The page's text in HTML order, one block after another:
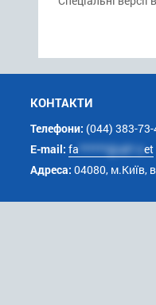
КОНТАКТИ
Телефони: (044) 383-
E-mail: fa ******@uk*.n et
Адреса: 04080, м.Київ,